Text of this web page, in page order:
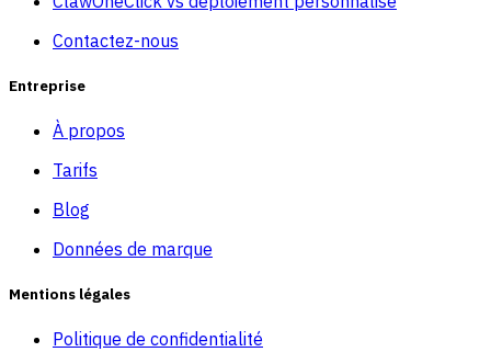
Contactez-nous
Entreprise
À propos
Tarifs
Blog
Données de marque
Mentions légales
Politique de confidentialité